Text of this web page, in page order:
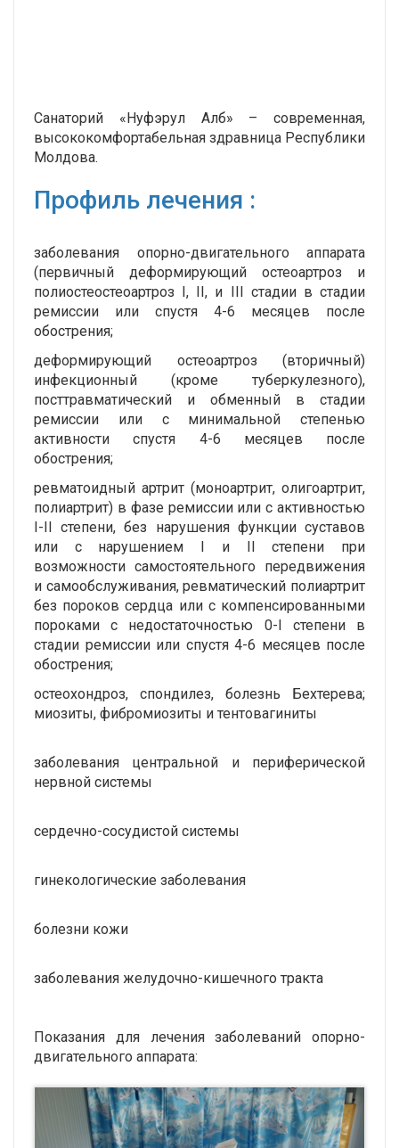
Санаторий «Нуфэрул Алб» – современная,
высококомфортабельная здравница Республики
Молдова.
Профиль лечения :
заболевания опорно-двигательного аппарата
(первичный деформирующий остеоартроз и
полиостеостеоартроз I, II, и III стадии в стадии
ремиссии или спустя 4-6 месяцев после
обострения;
деформирующий остеоартроз (вторичный)
инфекционный (кроме туберкулезного),
посттравматический и обменный в стадии
ремиссии или с минимальной степенью
активности спустя 4-6 месяцев после
обострения;
ревматоидный артрит (моноартрит, олигоартрит,
полиартрит) в фазе ремиссии или с активностью
I-II степени, без нарушения функции суставов
или с нарушением I и II степени при
возможности самостоятельного передвижения
и самообслуживания, ревматический полиартрит
без пороков сердца или с компенсированными
пороками с недостаточностью 0-I степени в
стадии ремиссии или спустя 4-6 месяцев после
обострения;
остеохондроз, спондилез, болезнь Бехтерева;
миозиты, фибромиозиты и тентовагиниты
заболевания центральной и периферической
нервной системы
сердечно-сосудистой системы
гинекологические заболевания
болезни кожи
заболевания желудочно-кишечного тракта
Показания для лечения заболеваний опорно-
двигательного аппарата: